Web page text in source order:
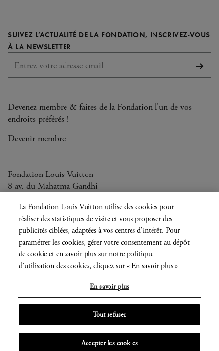
FacebookInstagram
YouTube
TikTok
SUIVEZ L’ACTUALITÉ DE LA FONDATION, INSCRIVEZ-VOUS
À LA NEWSLETTER
Devenez membre & faites de la Fondation l'un de vos
endroits préférés !
Devenir membre
Fondation Louis Vuitton
8 av. du Mahatma Gandhi
Ouvert aujourd'hui de 11h à 20h
Langue
actuelle
| EN
Presse
Privatisation
Informations légales
La Fondation Louis Vuitton utilise des cookies pour
réaliser des statistiques de visite et vous proposer des
publicités ciblées, adaptées à vos centres d’intérêt. Pour
paramétrer les cookies, gérer votre consentement au dépôt
de cookie et en savoir plus sur notre politique
d’utilisation des cookies, cliquez sur « En savoir plus »
En savoir plus
Tout refuser
Accepter les cookies